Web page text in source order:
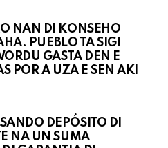
NAN DI KONSEHO
PUEBLO TA SIGI
GASTA DEN E
POR A UZA E SEN AKI
DEPÓSITO DI
NA UN SUMA